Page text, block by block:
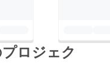
ロジェク